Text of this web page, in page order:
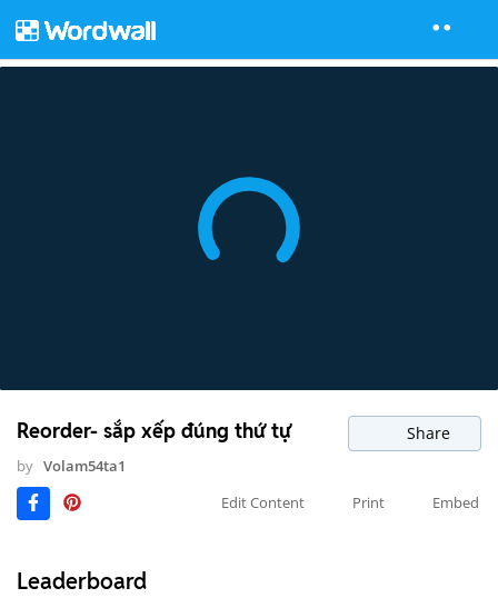
Reorder- sắp xếp đúng thứ tự Share
by Volam54ta1
Edit Content
Print Embed
Leaderboard